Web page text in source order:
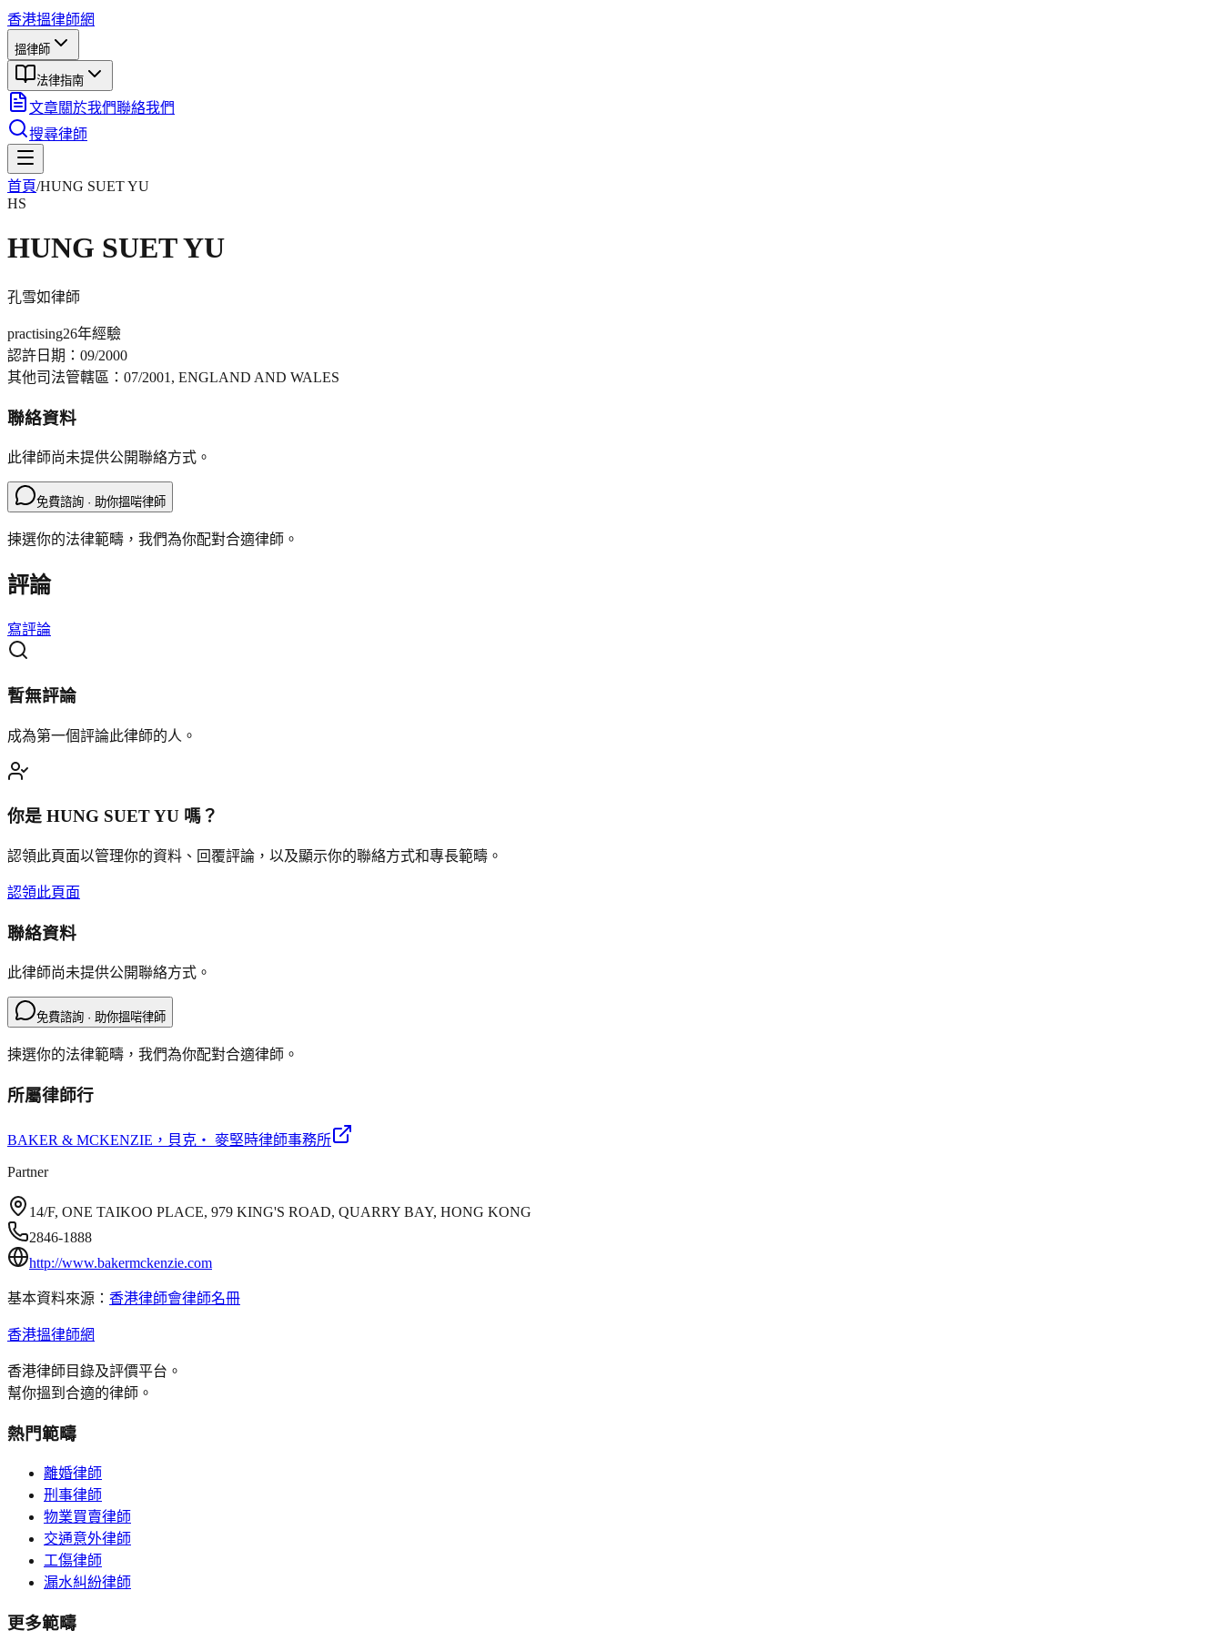
香港搵律師網
搵律師
法律指南
文章關於我們聯絡我們
搜尋律師
首頁/HUNG SUET YU
HS
HUNG SUET YU
孔雪如律師
practising26年經驗
認許日期： 09/2000
其他司法管轄區： 07/2001, ENGLAND AND WALES
聯絡資料
此律師尚未提供公開聯絡方式。
免費諮詢 · 助你搵啱律師
揀選你的法律範疇，我們為你配對合適律師。
評論
寫評論
暫無評論
成為第一個評論此律師的人。
你是 HUNG SUET YU 嗎？
認領此頁面以管理你的資料、回覆評論，以及顯示你的聯絡方式和專長範疇。
認領此頁面
聯絡資料
此律師尚未提供公開聯絡方式。
免費諮詢 · 助你搵啱律師
揀選你的法律範疇，我們為你配對合適律師。
所屬律師行
BAKER & MCKENZIE ，貝克‧ 麥堅時律師事務所
Partner
14/F, ONE TAIKOO PLACE, 979 KING'S ROAD, QUARRY BAY, HONG KONG
2846-1888
http://www.bakermckenzie.com
基本資料來源： 香港律師會律師名冊
香港搵律師網
香港律師目錄及評價平台。
幫你搵到合適的律師。
熱門範疇
離婚律師
刑事律師
物業買賣律師
交通意外律師
工傷律師
漏水糾紛律師
更多範疇